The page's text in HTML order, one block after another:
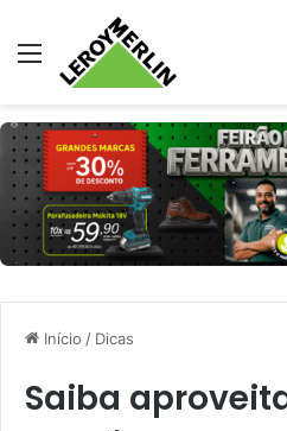
Menu
Início / Dicas
Saiba